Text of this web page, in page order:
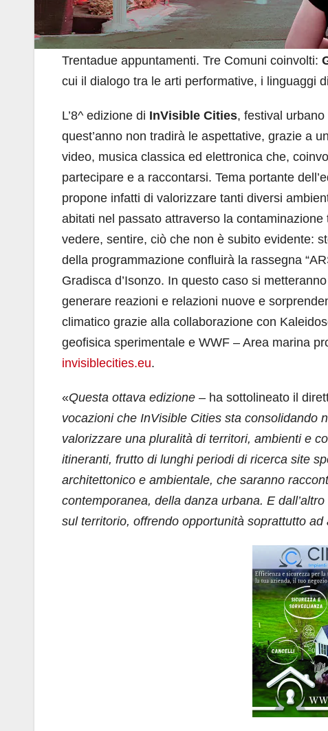
Trentadue appuntamenti. Tre Comuni coinvolti:
cui il dialogo tra le arti performative, i linguaggi
L’8^ edizione di InVisible Cities, festival
quest’anno non tradirà le aspettative, grazie a
video, musica classica ed elettronica che,
partecipare e a raccontarsi. Tema portante
propone infatti di valorizzare tanti diversi
abitati nel passato attraverso la
vedere, sentire, ciò che non è subito evidente:
della programmazione confluirà la rassegna
Gradisca d’Isonzo. In questo caso si
generare reazioni e relazioni nuove e
climatico grazie alla collaborazione con
geofisica sperimentale e WWF – Area marina
invisiblecities.eu.
«Questa ottava edizione – ha sottolineato il
vocazioni che InVisible Cities sta consolidando
valorizzare una pluralità di territori, ambienti e
itineranti, frutto di lunghi periodi di ricerca site
architettonico e ambientale, che saranno
contemporanea, della danza urbana. E
sul territorio, offrendo opportunità soprattutto